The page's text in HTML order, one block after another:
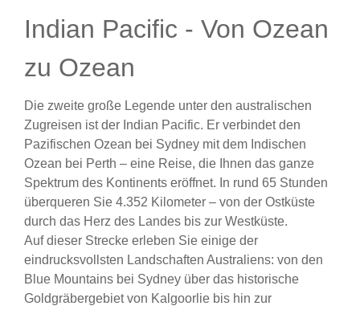
Indian Pacific - Von Ozean
zu Ozean
Die zweite große Legende unter den australischen
Zugreisen ist der Indian Pacific. Er verbindet den
Pazifischen Ozean bei Sydney mit dem Indischen
Ozean bei Perth – eine Reise, die Ihnen das ganze
Spektrum des Kontinents eröffnet. In rund 65 Stunden
überqueren Sie 4.352 Kilometer – von der Ostküste
durch das Herz des Landes bis zur Westküste.
Auf dieser Strecke erleben Sie einige der
eindrucksvollsten Landschaften Australiens: von den
Blue Mountains bei Sydney über das historische
Goldgräbergebiet von Kalgoorlie bis hin zur